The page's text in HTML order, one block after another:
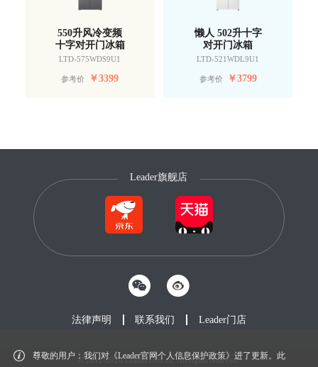
550升风冷变频
十字对开门冰箱
LTD-575WDS9U1
参考价 ￥3399
懒人 502升十字
对开门冰箱
LTD-521WDL9U1
参考价 ￥3799
尊敬的用户：我们对《Leader官网个人信息保护政策》进了更新。此
Leader旗舰店
法律声明 联系我们 Leader门店
© 2012-2026 Leader.com.cn. All rights reserved.